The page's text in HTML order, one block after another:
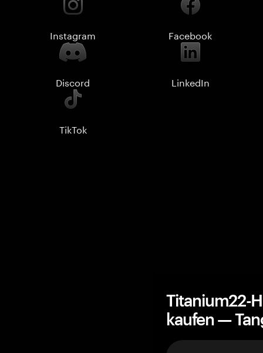
Instagram Facebook
Discord LinkedIn
TikTok
Titanium22-
kaufen —